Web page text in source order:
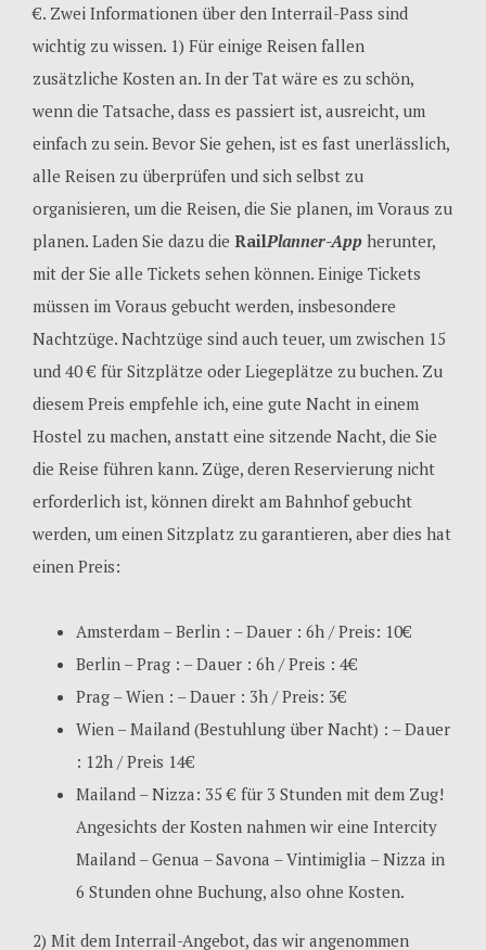
€. Zwei Informationen über den Interrail-Pass sind
wichtig zu wissen. 1) Für einige Reisen fallen
zusätzliche Kosten an. In der Tat wäre es zu schön,
wenn die Tatsache, dass es passiert ist, ausreicht, um
einfach zu sein. Bevor Sie gehen, ist es fast unerlässlich,
alle Reisen zu überprüfen und sich selbst zu
organisieren, um die Reisen, die Sie planen, im Voraus zu
planen. Laden Sie dazu die RailPlanner-App herunter,
mit der Sie alle Tickets sehen können. Einige Tickets
müssen im Voraus gebucht werden, insbesondere
Nachtzüge. Nachtzüge sind auch teuer, um zwischen 15
und 40 € für Sitzplätze oder Liegeplätze zu buchen. Zu
diesem Preis empfehle ich, eine gute Nacht in einem
Hostel zu machen, anstatt eine sitzende Nacht, die Sie
die Reise führen kann. Züge, deren Reservierung nicht
erforderlich ist, können direkt am Bahnhof gebucht
werden, um einen Sitzplatz zu garantieren, aber dies hat
einen Preis:
Amsterdam – Berlin : – Dauer : 6h / Preis: 10€
Berlin – Prag : – Dauer : 6h / Preis : 4€
Prag – Wien : – Dauer : 3h / Preis: 3€
Wien – Mailand (Bestuhlung über Nacht) : – Dauer
: 12h / Preis 14€
Mailand – Nizza: 35 € für 3 Stunden mit dem Zug!
Angesichts der Kosten nahmen wir eine Intercity
Mailand – Genua – Savona – Vintimiglia – Nizza in
6 Stunden ohne Buchung, also ohne Kosten.
2) Mit dem Interrail-Angebot, das wir angenommen